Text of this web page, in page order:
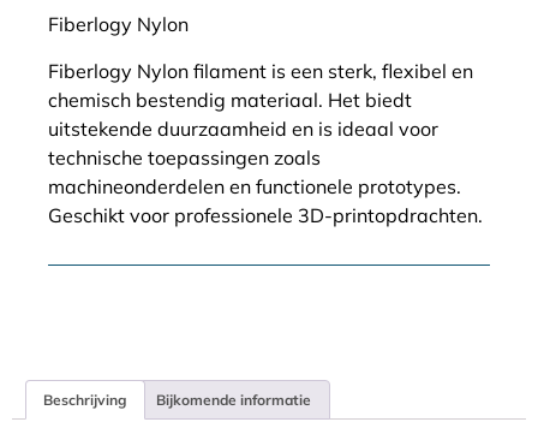
Fiberlogy Nylon
Fiberlogy Nylon filament is een sterk, flexibel en
chemisch bestendig materiaal. Het biedt
uitstekende duurzaamheid en is ideaal voor
technische toepassingen zoals
machineonderdelen en functionele prototypes.
Geschikt voor professionele 3D-printopdrachten.
Beschrijving Bijkomende informatie